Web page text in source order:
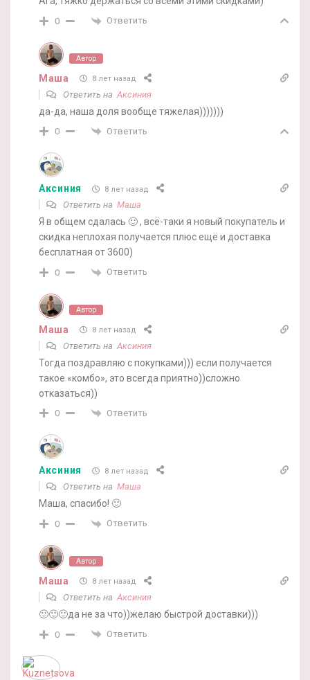
0 Ответить
Автор
Маша 8 лет назад
Ответить на Аксиния
да-да, наша доля вообще тяжелая)))))))
0 Ответить
Аксиния 8 лет назад
Ответить на Маша
Я в общем сдалась 🙂 , всё-таки я новый покупатель и
скидка неплохая получается плюс ещё и доставка
бесплатная от 3600)
0 Ответить
Автор
Маша 8 лет назад
Ответить на Аксиния
Тогда поздравляю с покупками))) если получается
такое «комбо», это всегда приятно))сложно
отказаться))
0 Ответить
Аксиния 8 лет назад
Ответить на Маша
Маша, спасибо! 🙂
0 Ответить
Автор
Маша 8 лет назад
Ответить на Аксиния
🙂🙂🙂да не за что))желаю быстрой доставки)))
0 Ответить